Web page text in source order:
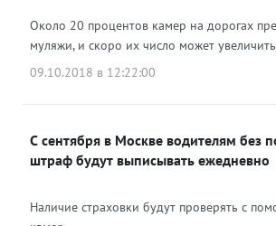
Около 20 процентов камер на дорогах
муляжи, и скоро их число может
09.10.2018 в 12:22:00
С сентября в Москве водителям без
штраф будут выписывать ежедневно
Наличие страховки будут проверять с